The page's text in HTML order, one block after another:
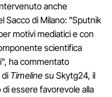
anche
Sacco di Milano: "Sputnik
motivi mediatici e con
scientifica
ha commentato
Timelinesu Skytg24, il
essere favorevole alla